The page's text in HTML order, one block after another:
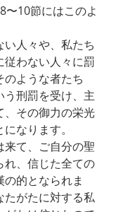
〜10節にはこのよ
い人々や、私たち
わない人々に罰
のような者たち
う刑罰を受け、主
、その御力の栄光
なります。
来て、ご自分の聖
れ、信じた全ての
的となられま
たがたに対する私